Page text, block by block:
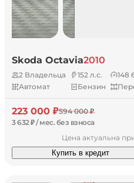
Skoda Octavia2010
2 Владельца 152 л.с.
148
Автомат
Бензин
223 000 ₽594 000 ₽
3 632 ₽ / мес. без взноса
Цена актуальна
Купить в кредит